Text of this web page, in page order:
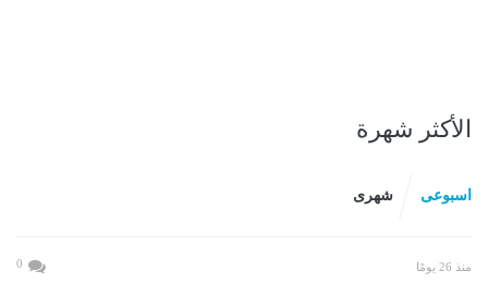
الأكثر شهرة
اسبوعى شهرى
منذ 26 يومًا 0